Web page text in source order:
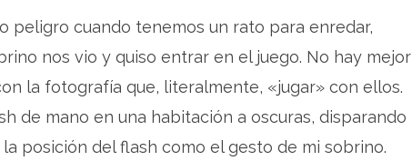
peligro cuando tenemos un rato para enredar,
nos vio y quiso entrar en el juego. No hay mejor
la fotografía que, literalmente, «jugar» con ellos.
de mano en una habitación a oscuras, disparando
posición del flash como el gesto de mi sobrino.